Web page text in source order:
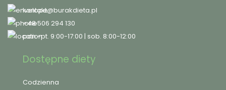
kontakt@burakdieta.pl
+48 506 294 130
pon.-pt. 9:00-17:00 | sob. 8:00-12:00
Dostępne diety
Codzienna